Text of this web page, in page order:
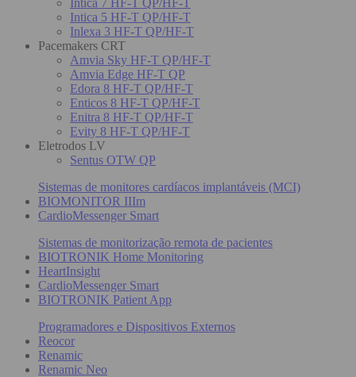
Intica 5 HF-T QP/HF-T
Inlexa 3 HF-T QP/HF-T
Pacemakers CRT
Amvia Sky HF-T QP/HF-T
Amvia Edge HF-T QP
Edora 8 HF-T QP/HF-T
Enticos 8 HF-T QP/HF-T
Enitra 8 HF-T QP/HF-T
Evity 8 HF-T QP/HF-T
Eletrodos LV
Sentus OTW QP
Sistemas de monitores cardíacos implantáveis (MCI)
BIOMONITOR IIIm
CardioMessenger Smart
Sistemas de monitorização remota de pacientes
BIOTRONIK Home Monitoring
HeartInsight
CardioMessenger Smart
BIOTRONIK Patient App
Programadores e Dispositivos Externos
Reocor
Renamic
Renamic Neo